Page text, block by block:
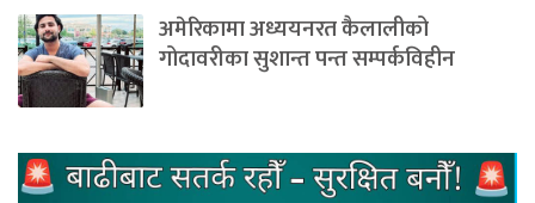
अमेरिकामा अध्ययनरत कैलालीको
गोदावरीका सुशान्त पन्त सम्पर्कविहीन